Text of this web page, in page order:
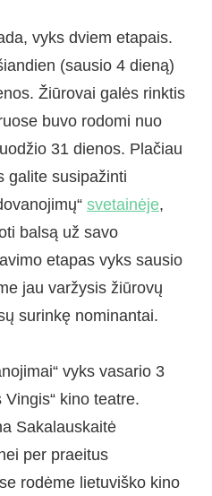
vyks dviem etapais.
(sausio 4 dieną)
Žiūrovai galės rinktis
buvo rodomi nuo
31 dienos. Plačiau
galite susipažinti
svetainėje,
balsą už savo
etapas vyks sausio
jau varžysis žiūrovų
surinkę nominantai.
vyks vasario 3
kino teatre.
Sakalauskaitė
per praeitus
rodėme lietuviško kino